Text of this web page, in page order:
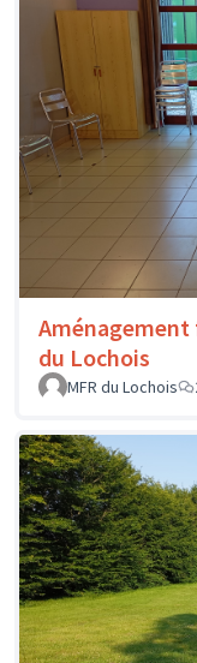
Aménagement
du Lochois
MFR du Lochois